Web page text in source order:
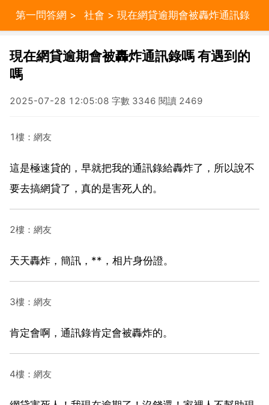
第一問答網 > 社會 > 現在網貸逾期會被轟炸通訊錄
嗎 有遇到的嗎
現在網貸逾期會被轟炸通訊錄嗎 有遇到的
嗎
2025-07-28 12:05:08 字數 3346 閱讀 2469
1樓：網友
這是極速貸的，早就把我的通訊錄給轟炸了，所以說不
要去搞網貸了，真的是害死人的。
2樓：網友
天天轟炸，簡訊，**，相片身份證。
3樓：網友
肯定會啊，通訊錄肯定會被轟炸的。
4樓：網友